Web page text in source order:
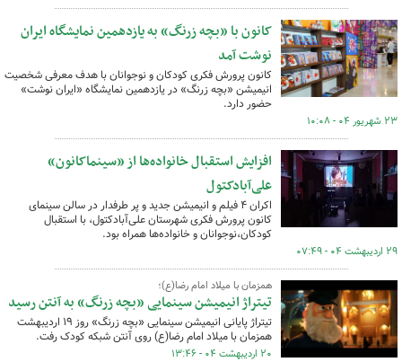
کانون با «بچه زرنگ» به یازدهمین نمایشگاه ایران
نوشت آمد
کانون پرورش فکری کودکان و نوجوانان با هدف معرفی شخصیت
انیمیشن «بچه زرنگ» در یازدهمین نمایشگاه «ایران نوشت»
حضور دارد.
۲۳ شهریور ۰۴ - ۱۰:۰۸
افزایش استقبال خانواده‌ها از «سینماکانون»
علی‌آبادکتول
اکران ۴ فیلم و انیمیشن جدید و پر طرفدار در سالن سینمای
کانون پرورش فکری شهرستان علی‌آبادکتول، با استقبال
کودکان،نوجوانان و خانواده‌ها همراه بود.
۲۹ اردیبهشت ۰۴ - ۰۷:۴۹
همزمان با میلاد امام رضا(ع)؛
تیتراژ انیمیشن سینمایی «بچه زرنگ» به آنتن رسید
تیتراژ پایانی انیمیشن سینمایی «بچه زرنگ» روز ۱۹ اردیبهشت
همزمان با میلاد امام رضا(ع) روی آنتن شبکه کودک رفت.
۲۰ اردیبهشت ۰۴ - ۱۳:۴۶